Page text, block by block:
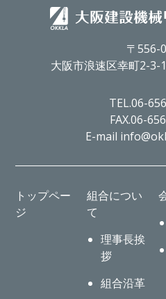
〒556-
大阪市浪速区幸町2-3-
TEL.06-
FAX.06-
E-mail
トップペー
ジ
組合につい
て
理事長挨
拶
組合沿革